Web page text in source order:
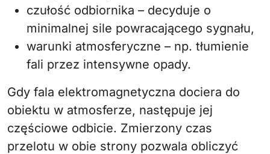
czułość odbiornika – decyduje o
minimalnej sile powracającego sygnału,
warunki atmosferyczne – np. tłumienie
fali przez intensywne opady.
Gdy fala elektromagnetyczna dociera do
obiektu w atmosferze, następuje jej
częściowe odbicie. Zmierzony czas
przelotu w obie strony pozwala obliczyć